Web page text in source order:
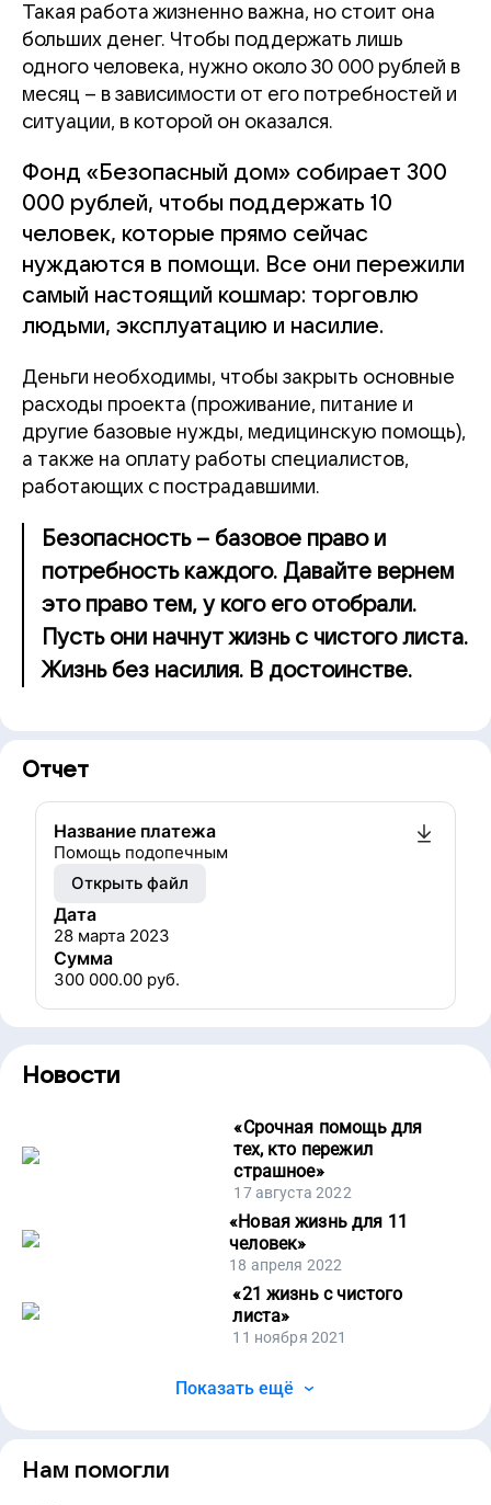
Такая работа жизненно важна, но стоит она
больших денег. Чтобы поддержать лишь
одного человека, нужно около 30 000 рублей в
месяц – в зависимости от его потребностей и
ситуации, в которой он оказался.
Фонд «Безопасный дом» собирает 300
000 рублей, чтобы поддержать 10
человек, которые прямо сейчас
нуждаются в помощи. Все они пережили
самый настоящий кошмар: торговлю
людьми, эксплуатацию и насилие.
Деньги необходимы, чтобы закрыть основные
расходы проекта (проживание, питание и
другие базовые нужды, медицинскую помощь),
а также на оплату работы специалистов,
работающих с пострадавшими.
Безопасность – базовое право и
потребность каждого. Давайте вернем
это право тем, у кого его отобрали.
Пусть они начнут жизнь с чистого листа.
Жизнь без насилия. В достоинстве.
Отчет
Название платежа
Помощь подопечным
Открыть файл
Дата
28 марта 2023
Сумма
300 000.00 руб.
Новости
«Срочная помощь для
тех, кто пережил
страшное»
17 августа 2022
«Новая жизнь для 11
человек»
18 апреля 2022
«21 жизнь с чистого
листа»
11 ноября 2021
Показать ещё
Нам помогли